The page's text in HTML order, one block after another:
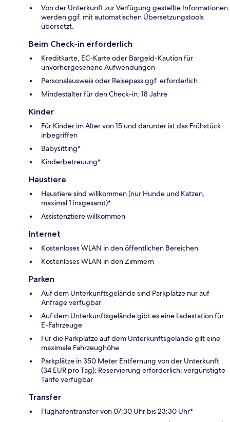
Von der Unterkunft zur Verfügung gestellte Informationen
werden ggf. mit automatischen Übersetzungstools
übersetzt.
Beim Check-in erforderlich
Kreditkarte, EC-Karte oder Bargeld-Kaution für
unvorhergesehene Aufwendungen
Personalausweis oder Reisepass ggf. erforderlich
Mindestalter für den Check-in: 18 Jahre
Kinder
Für Kinder im Alter von 15 und darunter ist das Frühstück
inbegriffen
Babysitting*
Kinderbetreuung*
Haustiere
Haustiere sind willkommen (nur Hunde und Katzen,
maximal 1 insgesamt)*
Assistenztiere willkommen
Internet
Kostenloses WLAN in den öffentlichen Bereichen
Kostenloses WLAN in den Zimmern
Parken
Auf dem Unterkunftsgelände sind Parkplätze nur auf
Anfrage verfügbar
Auf dem Unterkunftsgelände gibt es eine Ladestation für
E-Fahrzeuge
Für die Parkplätze auf dem Unterkunftsgelände gilt eine
maximale Fahrzeughöhe
Parkplätze in 350 Meter Entfernung von der Unterkunft
(34 EUR pro Tag); Reservierung erforderlich; vergünstigte
Tarife verfügbar
Transfer
Flughafentransfer von 07:30 Uhr bis 23:30 Uhr*